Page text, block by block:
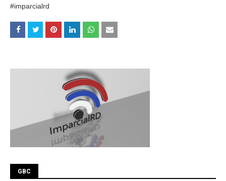
#imparcialrd
GBC